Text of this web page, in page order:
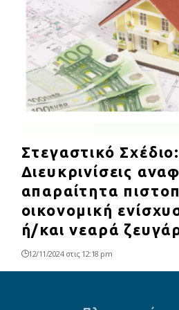
Στεγαστικό Σχέδιο:
Διευκρινίσεις
απαραίτητα
οικονομική
ή/και νεαρά
12/11/2024 στις 12:18 pm